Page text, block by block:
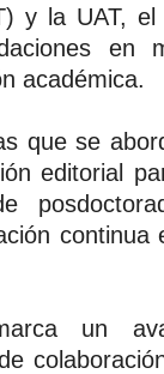
y la UAT,
en
académica.
que se
editorial
continua
un